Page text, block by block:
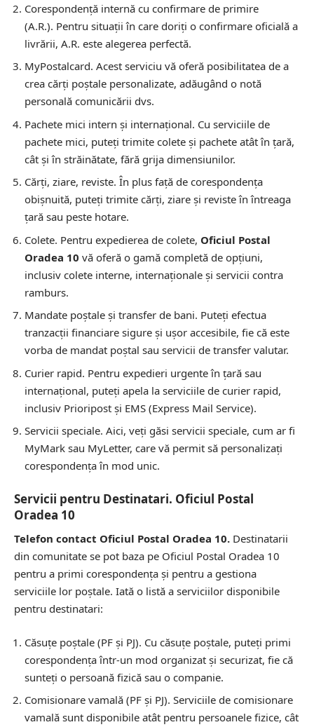
Corespondență internă cu confirmare de primire
(A.R.). Pentru situații în care doriți o confirmare oficială a
livrării, A.R. este alegerea perfectă.
MyPostalcard. Acest serviciu vă oferă posibilitatea de a
crea cărți poștale personalizate, adăugând o notă
personală comunicării dvs.
Pachete mici intern și internațional. Cu serviciile de
pachete mici, puteți trimite colete și pachete atât în țară,
cât și în străinătate, fără grija dimensiunilor.
Cărți, ziare, reviste. În plus față de corespondența
obișnuită, puteți trimite cărți, ziare și reviste în întreaga
țară sau peste hotare.
Colete. Pentru expedierea de colete, Oficiul Postal
Oradea 10 vă oferă o gamă completă de opțiuni,
inclusiv colete interne, internaționale și servicii contra
ramburs.
Mandate poștale și transfer de bani. Puteți efectua
tranzacții financiare sigure și ușor accesibile, fie că este
vorba de mandat poștal sau servicii de transfer valutar.
Curier rapid. Pentru expedieri urgente în țară sau
internațional, puteți apela la serviciile de curier rapid,
inclusiv Prioripost și EMS (Express Mail Service).
Servicii speciale. Aici, veți găsi servicii speciale, cum ar fi
MyMark sau MyLetter, care vă permit să personalizați
corespondența în mod unic.
Servicii pentru Destinatari. Oficiul Postal
Oradea 10
Telefon contact Oficiul Postal Oradea 10. Destinatarii
din comunitate se pot baza pe Oficiul Postal Oradea 10
pentru a primi corespondența și pentru a gestiona
serviciile lor poștale. Iată o listă a serviciilor disponibile
pentru destinatari:
Căsuțe poștale (PF și PJ). Cu căsuțe poștale, puteți primi
corespondența într-un mod organizat și securizat, fie că
sunteți o persoană fizică sau o companie.
Comisionare vamală (PF și PJ). Serviciile de comisionare
vamală sunt disponibile atât pentru persoanele fizice, cât